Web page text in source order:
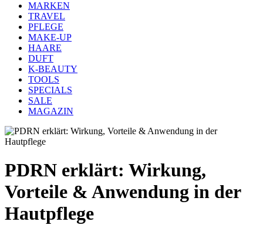
MARKEN
TRAVEL
PFLEGE
MAKE-UP
HAARE
DUFT
K-BEAUTY
TOOLS
SPECIALS
SALE
MAGAZIN
PDRN erklärt: Wirkung,
Vorteile & Anwendung in der
Hautpflege